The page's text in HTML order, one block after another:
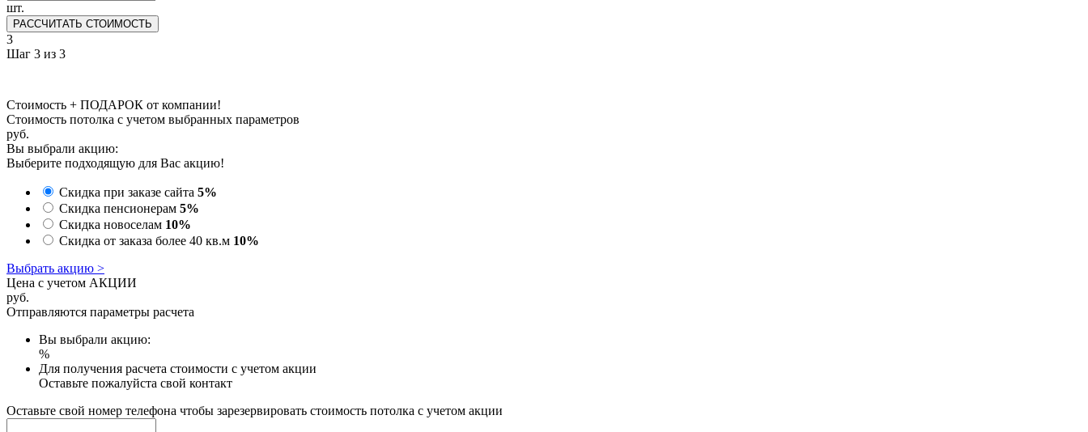
шт.
РАССЧИТАТЬ СТОИМОСТЬ
3
Шаг 3 из 3
Стоимость + ПОДАРОК от компании!
Стоимость потолка с учетом выбранных параметров
руб.
Вы выбрали акцию:
Выберите подходящую для Вас акцию!
Скидка при заказе сайта 5%
Скидка пенсионерам 5%
Скидка новоселам 10%
Скидка от заказа более 40 кв.м 10%
Выбрать акцию >
Цена с учетом АКЦИИ
руб.
Отправляются параметры расчета
Вы выбрали акцию:
%
Для получения расчета стоимости с учетом акции
Оставьте пожалуйста свой контакт
Оставьте свой номер телефона чтобы зарезервировать стоимость потолка с учетом акции